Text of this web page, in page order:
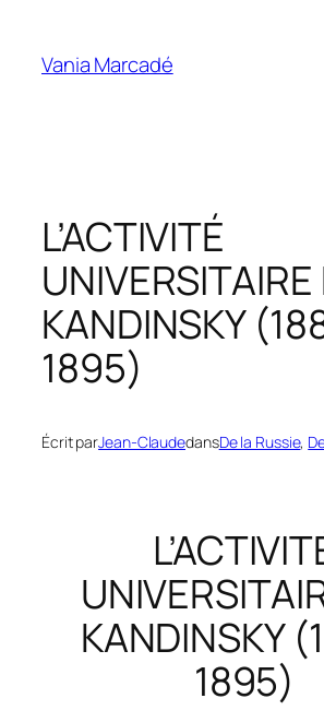
contenu
Vania Marcadé
L’ACTIVITÉ
UNIVERSITAIRE
KANDINSKY
1895)
Écrit parJean-ClaudedansDe la Russie,
KANDINSKY
1895)